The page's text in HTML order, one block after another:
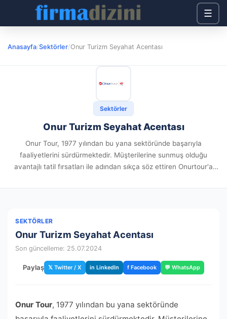
☰
Anasayfa/Sektörler/Onur Turizm Seyahat Acentası
Sektörler
Onur Turizm Seyahat Acentası
Onur Tour, 1977 yılından bu yana sektöründe başarıyla
faaliyetlerini sürdürmektedir. Müşterilerine sunmuş olduğu
avantajlı tatil fırsatları ile adından sıkça söz ettiren Onurtour'a
SEKTÖRLER
Onur Turizm Seyahat Acentası
Son güncelleme: 25.07.2024
Paylaş 𝕏 Twitter / X in LinkedIn f Facebook 💬 WhatsApp
Onur Tour, 1977 yılından bu yana sektöründe